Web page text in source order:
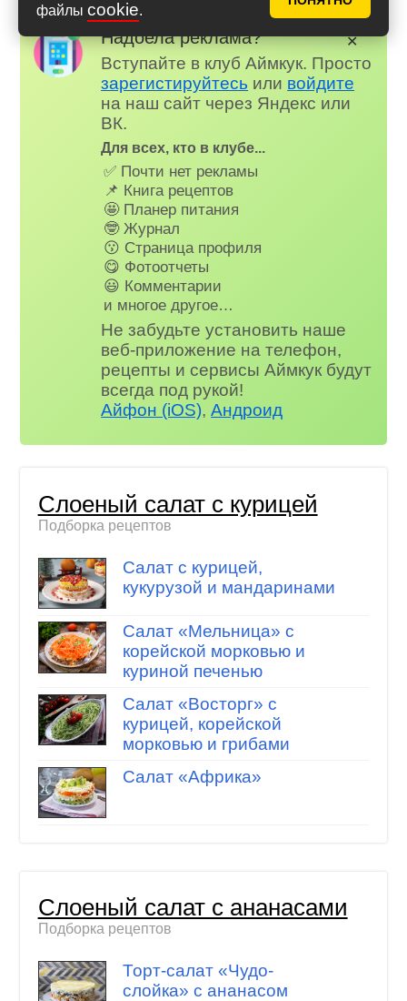
файлы cookie.
Надоела реклама?
Вступайте в клуб Аймкук. Просто
зарегистируйтесь или войдите
на наш сайт через Яндекс или
ВК.
Для всех, кто в клубе...
✅ Почти нет рекламы
📌 Книга рецептов
🤩 Планер питания
🤓 Журнал
😗 Страница профиля
😋 Фотоотчеты
😃 Комментарии
и многое другое…
Не забудьте установить наше
веб-приложение на телефон,
рецепты и сервисы Аймкук будут
всегда под рукой!
Айфон (iOS),Андроид
✕
Слоеный салат с курицей
Подборка рецептов
Салат с курицей,
кукурузой и мандаринами
Салат «Мельница» с
корейской морковью и
куриной печенью
Салат «Восторг» с
курицей, корейской
морковью и грибами
Салат «Африка»
Слоеный салат с ананасами
Подборка рецептов
Торт-салат «Чудо-
слойка» с ананасом